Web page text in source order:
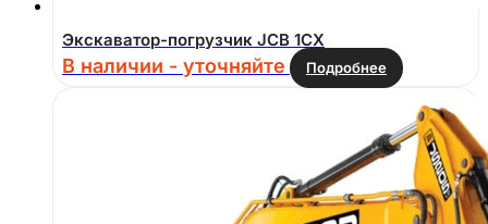
Экскаватор-погрузчик JCB 1CX
В наличии - уточняйте Подробнее